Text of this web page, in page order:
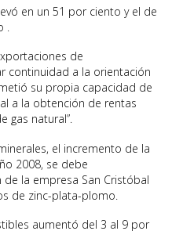
en un 51 por ciento y el de
de
continuidad a la orientación
su propia capacidad de
a la obtención de rentas
gas natural”.
el incremento de la
2008, se debe
la empresa San Cristóbal
de zinc-plata-plomo.
aumentó del 3 al 9 por